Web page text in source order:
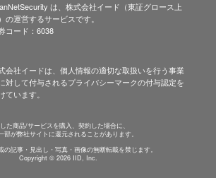
は、株式会社イード（東証グロース上
の運営するサービスです。
コード：6038
会社イードは、個人情報の適切な取扱いを行う事業
対して付与されるプライバシーマークの付与認定を
ています。
た商品/サービスを購入、契約した場合に、
部が弊社サイトに還元されることがあります。
の記事・見出し・写真・画像の無断転載を禁じます。
Copyright © 2026 IID, Inc.